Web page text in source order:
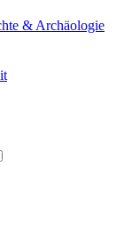
& Archäologie